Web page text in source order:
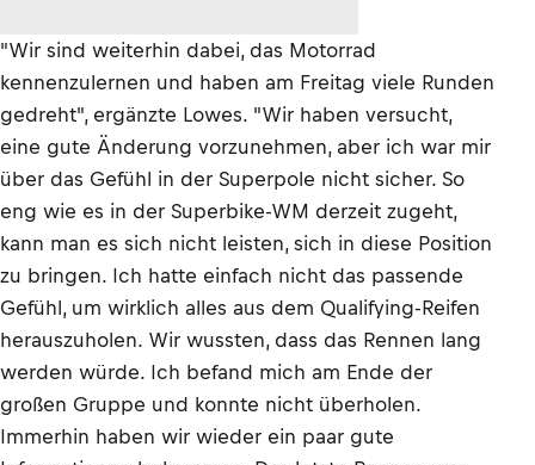
"Wir sind weiterhin dabei, das Motorrad
kennenzulernen und haben am Freitag viele Runden
gedreht", ergänzte Lowes. "Wir haben versucht,
eine gute Änderung vorzunehmen, aber ich war mir
über das Gefühl in der Superpole nicht sicher. So
eng wie es in der Superbike-WM derzeit zugeht,
kann man es sich nicht leisten, sich in diese Position
zu bringen. Ich hatte einfach nicht das passende
Gefühl, um wirklich alles aus dem Qualifying-Reifen
herauszuholen. Wir wussten, dass das Rennen lang
werden würde. Ich befand mich am Ende der
großen Gruppe und konnte nicht überholen.
Immerhin haben wir wieder ein paar gute